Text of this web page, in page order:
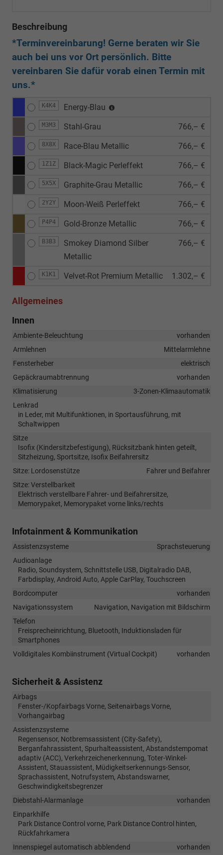
Beschreibung
*Terminvereinbarung! Gerne beraten wir Sie
auch bei uns vor Ort persönlich. Bitte
vereinbaren Sie dafür vorab einen Termin mit
uns.*
K4K4 Energy-Blau
M3M3 Stahl-Grau 766,– €
8X8X Race-Blau Metallic 766,– €
1Z1Z Black-Magic Perleffekt 766,– €
5X5X Graphite-Grau Metallic 766,– €
2Y2Y Moon-Weiß Perleffekt 766,– €
P4P4 Gold-Bronze Metallic 766,– €
B3B3
Smokey Diamond Silber
Metallic
766,– €
K1K1 Velvet-Rot Premium Metallic 1.302,– €
Allgemeines
Innen
Ambiente-Beleuchtung
vorhanden
Armlehnen
Mittelarmlehne
Fensterheber
elektrisch
Gepäckraumabtrennung
vorhanden
Klimatisierung
3-Zonen-Klimaautomatik
Lenkrad
in Leder, mit Multifunktionen, in Sportausführung, mit
Schaltwippen
Sitze
Isofix (Kindersitzbefestigung), Rücksitzbank hinten geteilt,
Sitzheizung, Sportsitze, Isofix Beifahrersitz
Sitze: Lordosenstütze
Fahrer und Beifahrer
Sitze: Verstellbarkeit
Elektrisch verstellbare Fahrer- und Beifahrersitze,
Memorypaket, Memorypaket vorne links/rechts
Infotainment & Kommunikation
Assistenzsysteme
Sprachsteuerung
Audioanlage
Radio, Soundsystem, Schnittstelle USB, Digitalradio DAB,
Farbdisplay, Android Auto, Apple CarPlay, Touchscreen
Bordcomputer
vorhanden
Navigationssystem
Navigation, Navigation mit Bildschirm
Telefon
Freisprecheinrichtung, Bluetooth, Induktionsladen für
Smartphones
Volldigitales Kombiinstrument (Virtual Cockpit)
vorhanden
Sicherheit & Assistenz
Airbags
Fenster-/Kopfairbags Vorne, Seitenairbags Vorne,
Vorhangairbag
Assistenzsysteme
Regensensor, Notbremsassistent (City-Safety),
Berganfahrassistent, Spurhalteassistent, Abstandstempomat
adaptiv (ACC), Verkehrzeichenerkennung, Toter-Winkel-
Assistent, Stauassistent, Müdigkeitserkennungs-Sensor,
Sprachassistent, Notrufsystem, Abstandswarner,
Geschwindigkeitsbegrenzer
Diebstahl-Alarmanlage
vorhanden
Einparkhilfe
Park Distance Control vorne, Park Distance Control hinten,
Rückfahrkamera
Innenspiegel automatisch abblendend
vorhanden